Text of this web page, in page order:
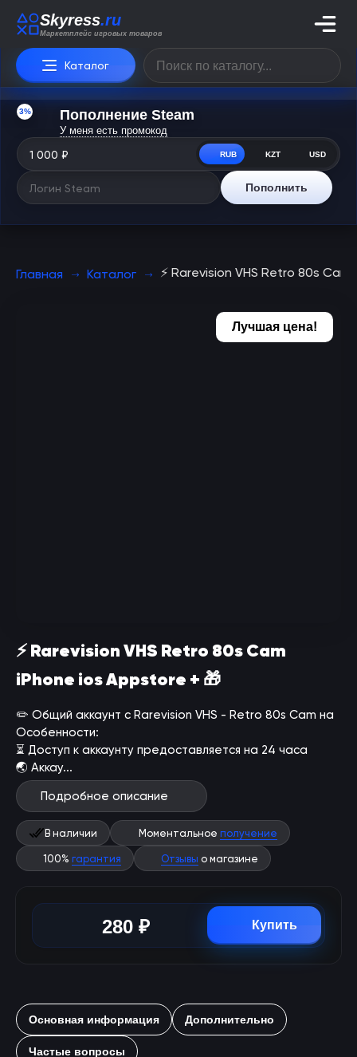
Skyress.ru
Маркетплейс игровых товаров
Каталог
3% Пополнение Steam
У меня есть промокод
RUB KZT USD
Пополнить
Главная Каталог ⚡ Rarevision VHS Retro 80s
Лучшая цена!
⚡ Rarevision VHS Retro 80s Cam
iPhone ios Appstore + 🎁
✏️ Общий аккаунт с Rarevision VHS - Retro 80s Cam на
Особенности:
⏳ Доступ к аккаунту предоставляется на 24 часа
🌏 Аккау...
Подробное описание
В наличии Моментальное получение
100% гарантия Отзывы о магазине
280 ₽ Купить
Основная информация Дополнительно
Частые вопросы